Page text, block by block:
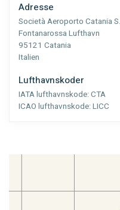
Adresse
Società Aeroporto Catania
Fontanarossa Lufthavn
95121 Catania
Italien
Lufthavnskoder
IATA lufthavnskode:CTA
ICAO lufthavnskode:LICC